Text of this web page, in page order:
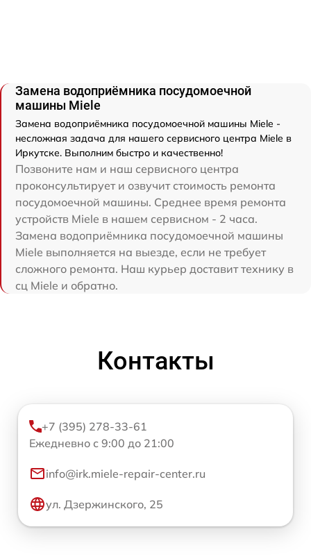
Замена водоприёмника посудомоечной
машины Miele
Замена водоприёмника посудомоечной машины Miele -
несложная задача для нашего сервисного центра Miele в
Иркутске. Выполним быстро и качественно!
Позвоните нам и наш сервисного центра
проконсультирует и озвучит стоимость ремонта
посудомоечной машины. Среднее время ремонта
устройств Miele в нашем сервисном - 2 часа.
Замена водоприёмника посудомоечной машины
Miele выполняется на выезде, если не требует
сложного ремонта. Наш курьер доставит технику в
сц Miele и обратно.
Контакты
+7 (395) 278-33-61
Ежедневно с 9:00 до 21:00
info@irk.miele-repair-center.ru
ул. Дзержинского, 25